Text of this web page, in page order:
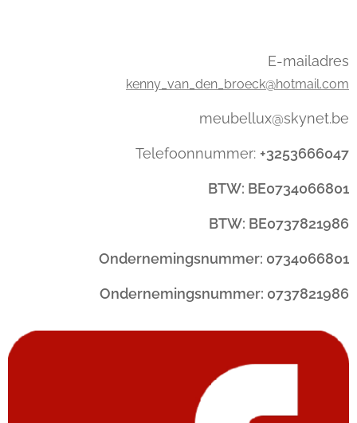
E-mailadres
kenny_van_den_broeck@hotmail.com
meubellux@skynet.be
Telefoonnummer: +3253666047
BTW: BE0734066801
BTW: BE0737821986
Ondernemingsnummer: 0734066801
Ondernemingsnummer: 0737821986